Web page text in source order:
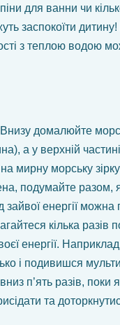
для ванни чи
заспокоїти дитину!
з теплою водою
домалюйте
а у верхній
мирну морську
подумайте разом,
зайвої енергії
кілька разів
енергії.
і подивишся
п’ять разів, поки
та